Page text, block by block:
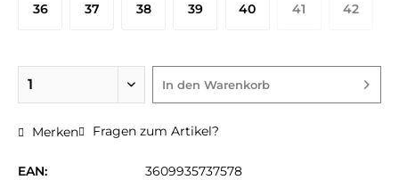
36 37 38 39 40 41 42
In den Warenkorb
Merken Fragen zum Artikel?
EAN:
3609935737578